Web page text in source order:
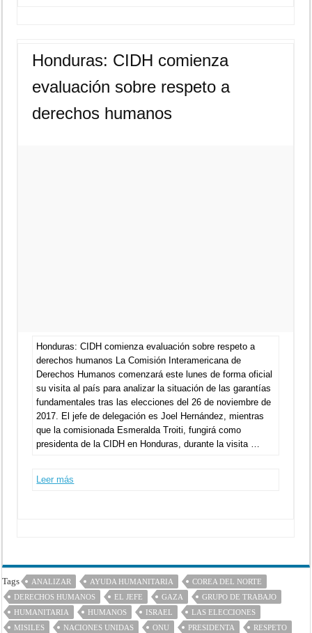
Honduras: CIDH comienza
evaluación sobre respeto a
derechos humanos
Honduras: CIDH comienza evaluación sobre respeto a
derechos humanos La Comisión Interamericana de
Derechos Humanos comenzará este lunes de forma oficial
su visita al país para analizar la situación de las garantías
fundamentales tras las elecciones del 26 de noviembre de
2017. El jefe de delegación es Joel Hernández, mientras
que la comisionada Esmeralda Troiti, fungirá como
presidenta de la CIDH en Honduras, durante la visita …
Leer más
Tags ANALIZAR AYUDA HUMANITARIA
COREA DEL NORTE
DERECHOS HUMANOS
EL JEFE GAZA
GRUPO DE TRABAJO
HUMANITARIA
HUMANOS ISRAEL
LAS ELECCIONES
MISILES
NACIONES UNIDAS ONU PRESIDENTA
RESPETO